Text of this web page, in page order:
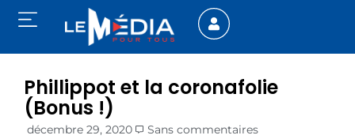
Phillippot et la coronafolie
(Bonus !)
décembre 29, 2020 Sans commentaires